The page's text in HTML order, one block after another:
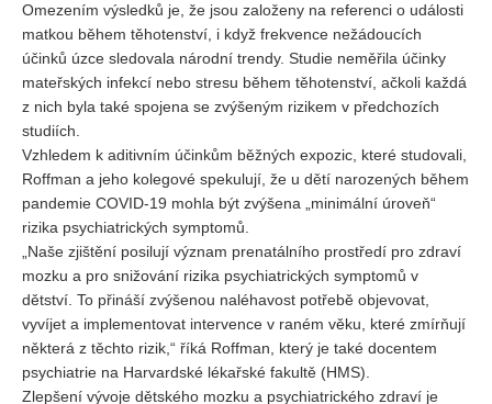
Omezením výsledků je, že jsou založeny na referenci o události
matkou během těhotenství, i když frekvence nežádoucích
účinků úzce sledovala národní trendy. Studie neměřila účinky
mateřských infekcí nebo stresu během těhotenství, ačkoli každá
z nich byla také spojena se zvýšeným rizikem v předchozích
studiích.
Vzhledem k aditivním účinkům běžných expozic, které studovali,
Roffman a jeho kolegové spekulují, že u dětí narozených během
pandemie COVID-19 mohla být zvýšena „minimální úroveň“
rizika psychiatrických symptomů.
„Naše zjištění posilují význam prenatálního prostředí pro zdraví
mozku a pro snižování rizika psychiatrických symptomů v
dětství. To přináší zvýšenou naléhavost potřebě objevovat,
vyvíjet a implementovat intervence v raném věku, které zmírňují
některá z těchto rizik,“ říká Roffman, který je také docentem
psychiatrie na Harvardské lékařské fakultě (HMS).
Zlepšení vývoje dětského mozku a psychiatrického zdraví je